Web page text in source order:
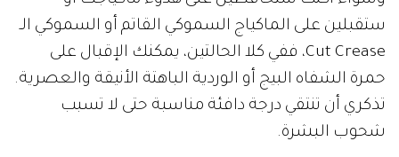
ستقبلين على الماكياج السموكي القاتم أو السموكي الـ
Cut Crease، ففي كلا الحالتين، يمكنك الإقبال على
حمرة الشفاه البيج أو الوردية الباهتة الأنيقة والعصرية.
تذكري أن تنتقي درجة دافئة مناسبة حتى لا تسبب
شحوب البشرة.